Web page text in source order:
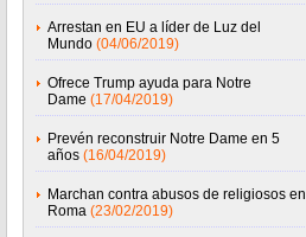
Arrestan en EU a líder de Luz del
Mundo (04/06/2019)
Ofrece Trump ayuda para Notre
Dame (17/04/2019)
Prevén reconstruir Notre Dame en 5
años (16/04/2019)
Marchan contra abusos de religiosos en
Roma (23/02/2019)